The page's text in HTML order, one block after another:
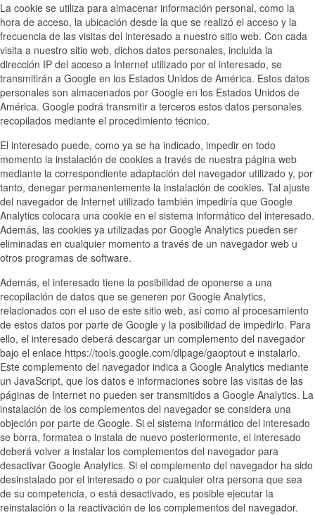
La cookie se utiliza para almacenar información personal, como la
hora de acceso, la ubicación desde la que se realizó el acceso y la
frecuencia de las visitas del interesado a nuestro sitio web. Con cada
visita a nuestro sitio web, dichos datos personales, incluida la
dirección IP del acceso a Internet utilizado por el interesado, se
transmitirán a Google en los Estados Unidos de América. Estos datos
personales son almacenados por Google en los Estados Unidos de
América. Google podrá transmitir a terceros estos datos personales
recopilados mediante el procedimiento técnico.
El interesado puede, como ya se ha indicado, impedir en todo
momento la instalación de cookies a través de nuestra página web
mediante la correspondiente adaptación del navegador utilizado y, por
tanto, denegar permanentemente la instalación de cookies. Tal ajuste
del navegador de Internet utilizado también impediría que Google
Analytics colocara una cookie en el sistema informático del interesado.
Además, las cookies ya utilizadas por Google Analytics pueden ser
eliminadas en cualquier momento a través de un navegador web u
otros programas de software.
Además, el interesado tiene la posibilidad de oponerse a una
recopilación de datos que se generen por Google Analytics,
relacionados con el uso de este sitio web, así como al procesamiento
de estos datos por parte de Google y la posibilidad de impedirlo. Para
ello, el interesado deberá descargar un complemento del navegador
bajo el enlace https://tools.google.com/dlpage/gaoptout e instalarlo.
Este complemento del navegador indica a Google Analytics mediante
un JavaScript, que los datos e informaciones sobre las visitas de las
páginas de Internet no pueden ser transmitidos a Google Analytics. La
instalación de los complementos del navegador se considera una
objeción por parte de Google. Si el sistema informático del interesado
se borra, formatea o instala de nuevo posteriormente, el interesado
deberá volver a instalar los complementos del navegador para
desactivar Google Analytics. Si el complemento del navegador ha sido
desinstalado por el interesado o por cualquier otra persona que sea
de su competencia, o está desactivado, es posible ejecutar la
reinstalación o la reactivación de los complementos del navegador.